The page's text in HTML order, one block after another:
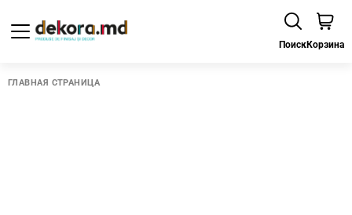
ПоискКорзина
ГЛАВНАЯ СТРАНИЦА